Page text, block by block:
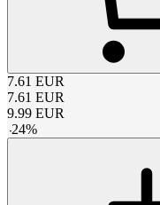
7.61 EUR
7.61 EUR
9.99 EUR
-24%